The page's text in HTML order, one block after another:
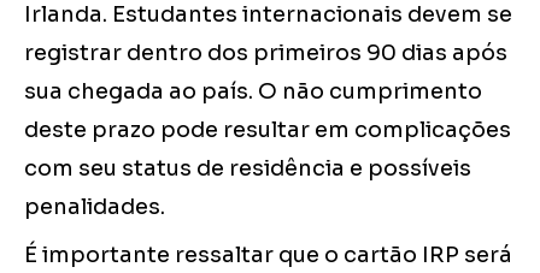
Irlanda. Estudantes internacionais devem se
registrar dentro dos primeiros 90 dias após
sua chegada ao país. O não cumprimento
deste prazo pode resultar em complicações
com seu status de residência e possíveis
penalidades.
É importante ressaltar que o cartão IRP será